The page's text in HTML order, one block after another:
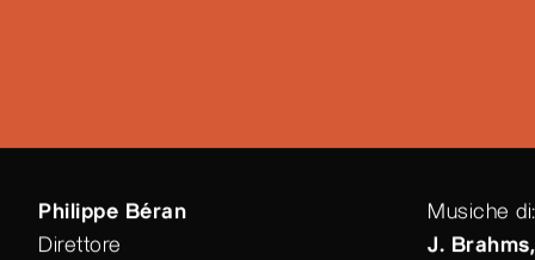
Philippe Béran
Direttore
Musiche di:
J.